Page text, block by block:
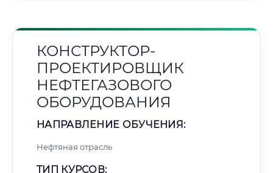
КОНСТРУКТОР-
ПРОЕКТИРОВЩИК
НЕФТЕГАЗОВОГО
ОБОРУДОВАНИЯ
НАПРАВЛЕНИЕ ОБУЧЕНИЯ:
Нефтяная отрасль
ТИП КУРСОВ: